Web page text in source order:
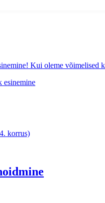
Kui oleme võimelised
esinemine
korrus)